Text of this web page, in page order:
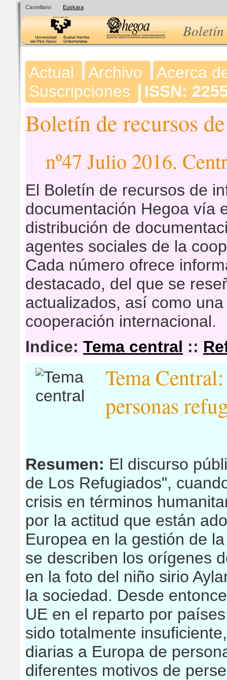
Castellano Euskara
Boletín
Actual Archivo
Acerca
Suscripciones
ISSN:
Boletín de recursos
nº47 Julio 2016.
El Boletín de recursos de
documentación Hegoa vía
distribución de
agentes sociales de la
Cada número ofrece
destacado, del que se
actualizados, así como
cooperación internacional.
Indice: Tema central ::
Tema
personas
Resumen: El discurso
de Los Refugiados",
crisis en términos
por la actitud que están
Europea en la gestión de
se describen los orígenes
en la foto del niño sirio
la sociedad. Desde
UE en el reparto por
sido totalmente
diarias a Europa de
diferentes motivos de